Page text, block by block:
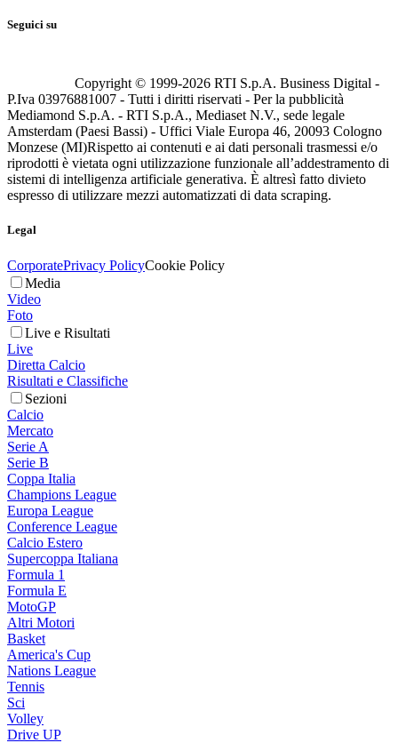
Seguici su
Copyright © 1999-2026 RTI S.p.A. Business Digital -
P.Iva 03976881007 - Tutti i diritti riservati - Per la pubblicità
Mediamond S.p.A. - RTI S.p.A., Mediaset N.V., sede legale
Amsterdam (Paesi Bassi) - Uffici Viale Europa 46, 20093 Cologno
Monzese (MI)Rispetto ai contenuti e ai dati personali trasmessi e/o
riprodotti è vietata ogni utilizzazione funzionale all’addestramento di
sistemi di intelligenza artificiale generativa. È altresì fatto divieto
espresso di utilizzare mezzi automatizzati di data scraping.
Legal
CorporatePrivacy PolicyCookie Policy
Media
Video
Foto
Live e Risultati
Live
Diretta Calcio
Risultati e Classifiche
Sezioni
Calcio
Mercato
Serie A
Serie B
Coppa Italia
Champions League
Europa League
Conference League
Calcio Estero
Supercoppa Italiana
Formula 1
Formula E
MotoGP
Altri Motori
Basket
America's Cup
Nations League
Tennis
Sci
Volley
Drive UP